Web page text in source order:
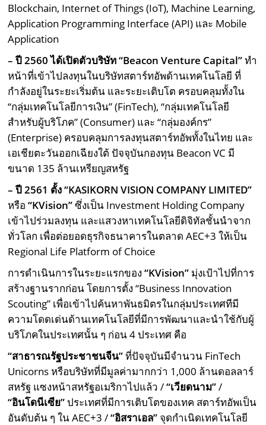
Blockchain, Internet of Things (IoT), Machine Learning,
Application Programming Interface (API) และ Mobile
Application
– ปี 2560 ได้เปิดตัวบริษัท “Beacon Venture Capital”ทำ
หน้าที่เข้าไปลงทุนในบริษัทสตาร์ทอัพด้านเทคโนโลยี ที่
กำลังอยู่ในระยะเริ่มต้น และระยะเติบโต ครอบคลุมทั้งใน
“กลุ่มเทคโนโลยีการเงิน” (FinTech), “กลุ่มเทคโนโลยี
สำหรับผู้บริโภค” (Consumer) และ “กลุ่มองค์กร”
(Enterprise) ครอบคลุมการลงทุนสตาร์ทอัพทั้งในไทย และ
เอเชียตะวันออกเฉียงใต้ ปัจจุบันกองทุน Beacon VC มี
ขนาด 135 ล้านเหรียญสหรัฐ
– ปี 2561 ตั้ง “KASIKORN VISION COMPANY LIMITED”
หรือ“KVision”ซึ่งเป็น Investment Holding Company
เข้าไปร่วมลงทุน และแสวงหาเทคโนโลยีดิจิทัลชั้นนำจาก
ทั่วโลก เพื่อต่อยอดธุรกิจธนาคารในตลาด AEC+3 ให้เป็น
Regional Life Platform of Choice
การดำเนินการในระยะแรกของ“KVision” มุ่งเป้าไปที่การ
สร้างฐานรากก่อน โดยการตั้ง “Business Innovation
Scouting” เพื่อเข้าไปค้นหาพันธมิตรในกลุ่มประเทศทีมี
ความโดดเด่นด้านเทคโนโลยีที่มีการพัฒนาและนำใช้กับผู้
บริโภคในประเทศนั้น ๆ ก่อน 4 ประเทศ คือ
“สาธารณรัฐประชาชนจีน”ที่ปัจจุบันมีจำนวน FinTech
Unicorns หรือบริษัทที่มีมูลค่ามากกว่า 1,000 ล้านดอลลาร์
สหรัฐ แซงหน้าสหรัฐอเมริกาไปแล้ว /“เวียดนาม”/
“อินโดนีเซีย”ประเทศที่มีการเติบโตของเทค สตาร์ทอัพเป็น
อันดับต้น ๆ ใน AEC+3 /“อิสราเอล” จุดกำเนิดเทคโนโลยี